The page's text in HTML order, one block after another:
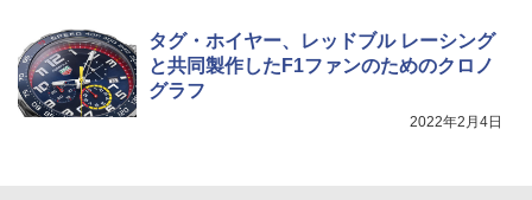
タグ・ホイヤー、レッドブル レーシング
と共同製作したF1ファンのためのクロノ
グラフ
2022年2月4日